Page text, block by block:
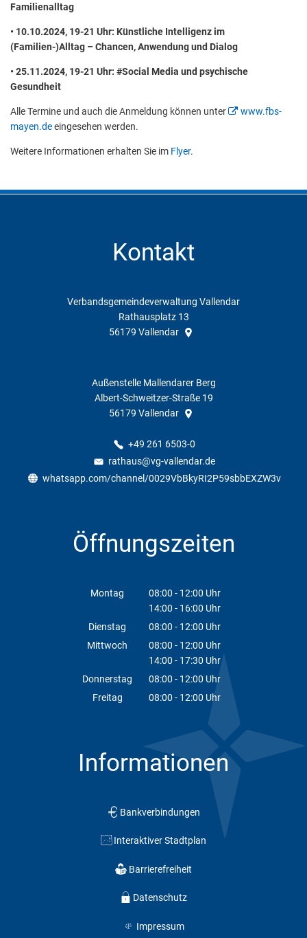
Familienalltag
• 10.10.2024, 19-21 Uhr: Künstliche Intelligenz im
(Familien-)Alltag – Chancen, Anwendung und Dialog
• 25.11.2024, 19-21 Uhr: #Social Media und psychische
Gesundheit
Alle Termine und auch die Anmeldung können unter
www.fbs-
mayen.deeingesehen werden.
Weitere Informationen erhalten Sie im Flyer.
Kontakt
Verbandsgemeindeverwaltung Vallendar
Rathausplatz 13
56179 Vallendar
Außenstelle Mallendarer Berg
Albert-Schweitzer-Straße 19
56179 Vallendar
+49 261 6503-0
rathaus@vg-vallendar.de
whatsapp.com/channel/0029VbBkyRI2P59sbbEXZW3v
Öffnungszeiten
Montag 08:00 - 12:00 Uhr
Von 08:00 bis 12:00 Uhr
14:00 - 16:00 Uhr
Von 14:00 bis 16:00 Uhr
Dienstag 08:00 - 12:00 Uhr
Von 08:00 bis 12:00 Uhr
Mittwoch 08:00 - 12:00 Uhr
Von 08:00 bis 12:00 Uhr
14:00 - 17:30 Uhr
Von 14:00 bis 17:30 Uhr
Donnerstag 08:00 - 12:00 Uhr
Von 08:00 bis 12:00 Uhr
Freitag 08:00 - 12:00 Uhr
Von 08:00 bis 12:00 Uhr
Informationen
Bankverbindungen
Interaktiver Stadtplan
Barrierefreiheit
Datenschutz
Impressum